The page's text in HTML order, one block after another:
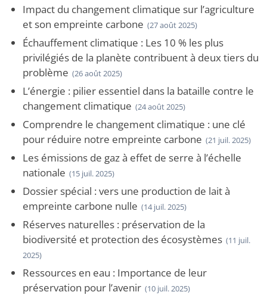
Impact du changement climatique sur l’agriculture
et son empreinte carbone (27 août 2025)
Échauffement climatique : Les 10 % les plus
privilégiés de la planète contribuent à deux tiers du
problème (26 août 2025)
L’énergie : pilier essentiel dans la bataille contre le
changement climatique (24 août 2025)
Comprendre le changement climatique : une clé
pour réduire notre empreinte carbone (21 juil. 2025)
Les émissions de gaz à effet de serre à l’échelle
nationale (15 juil. 2025)
Dossier spécial : vers une production de lait à
empreinte carbone nulle (14 juil. 2025)
Réserves naturelles : préservation de la
biodiversité et protection des écosystèmes (11 juil.
2025)
Ressources en eau : Importance de leur
préservation pour l’avenir (10 juil. 2025)